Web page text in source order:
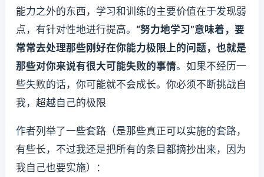
能力之外的东西，学习和训练的主要价值在于发现弱
点，有针对性地进行提高。 “努力地学习”意味着，要
常常去处理那些刚好在你能力极限上的问题，也就是
那些对你来说有很大可能失败的事情。如果不经历一
些失败的话，你可能就不会成长。你必须不断挑战自
我，超越自己的极限
作者列举了一些套路（是那些真正可以实施的套路，
有些长，不过我还是把所有的条目都摘抄出来，因为
我自己也要实施）：